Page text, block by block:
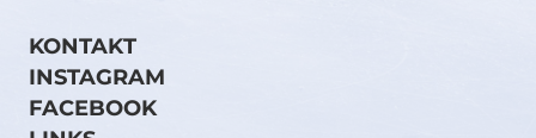
KONTAKT
INSTAGRAM
FACEBOOK